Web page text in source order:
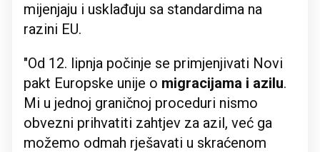
mijenjaju i usklađuju sa standardima na
razini EU.
"Od 12. lipnja počinje se primjenjivati Novi
pakt Europske unije o migracijama i azilu.
Mi u jednoj graničnoj proceduri nismo
obvezni prihvatiti zahtjev za azil, već ga
možemo odmah rješavati u skraćenom